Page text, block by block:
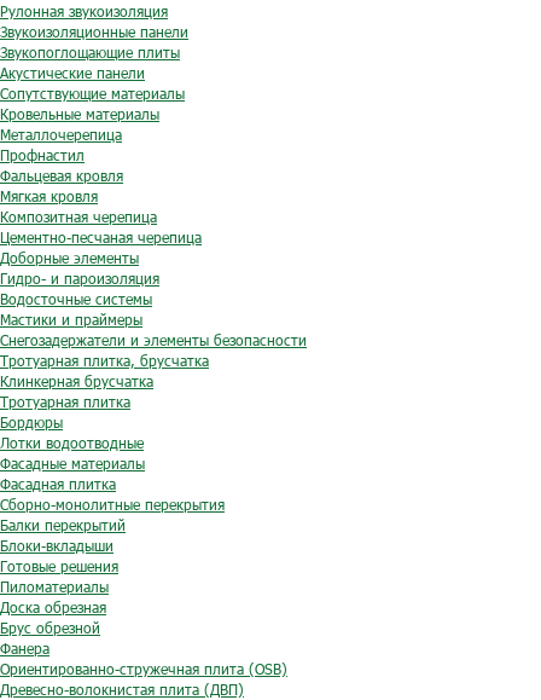
Рулонная звукоизоляция
Звукоизоляционные панели
Звукопоглощающие плиты
Акустические панели
Сопутствующие материалы
Кровельные материалы
Металлочерепица
Профнастил
Фальцевая кровля
Мягкая кровля
Композитная черепица
Цементно-песчаная черепица
Доборные элементы
Гидро- и пароизоляция
Водосточные системы
Мастики и праймеры
Снегозадержатели и элементы безопасности
Тротуарная плитка, брусчатка
Клинкерная брусчатка
Тротуарная плитка
Бордюры
Лотки водоотводные
Фасадные материалы
Фасадная плитка
Сборно-монолитные перекрытия
Балки перекрытий
Блоки-вкладыши
Готовые решения
Пиломатериалы
Доска обрезная
Брус обрезной
Фанера
Ориентированно-стружечная плита (OSB)
Древесно-волокнистая плита (ДВП)